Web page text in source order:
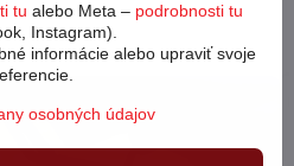
tu alebo Meta – podrobnosti tu
Instagram).
informácie alebo upraviť svoje
osobných údajov